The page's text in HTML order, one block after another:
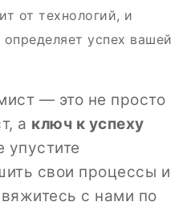
от технологий, и
определяет успех вашей
— это не просто
а ключ к успеху
упустите
свои процессы и
с нами по